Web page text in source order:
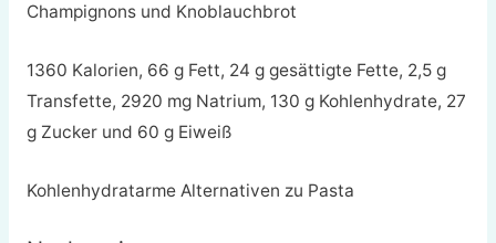
Champignons und Knoblauchbrot
1360 Kalorien, 66 g Fett, 24 g gesättigte Fette, 2,5 g
Transfette, 2920 mg Natrium, 130 g Kohlenhydrate, 27
g Zucker und 60 g Eiweiß
Kohlenhydratarme Alternativen zu Pasta